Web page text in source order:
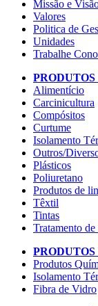
Missão e
Valores
Politica de
Unidades
Trabalhe
Alimentício
Carcinicultura
Compósitos
Curtume
Isolamento
Outros/
Plásticos
Poliuretano
Produtos de
Têxtil
Tintas
Tratamento de
Produtos
Isolamento
Fibra de Vidro